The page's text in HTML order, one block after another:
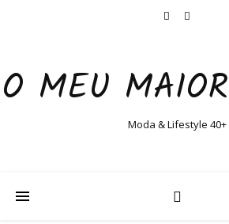
O MEU
Moda & Lifestyle 40+